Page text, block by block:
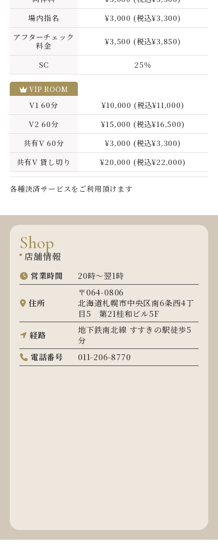
場内指名
¥3,000 (税込¥3,300)
アフターチェック
料金
¥3,500 (税込¥3,850)
SC 25％
VIP ROOM
V1 60分
¥10,000 (税込¥11,000)
V2 60分
¥15,000 (税込¥16,500)
共有V 60分
¥3,000 (税込¥3,300)
共有V 貸し切り
¥20,000 (税込¥22,000)
各種決済サービスをご利用頂けます
Shop
店舗情報
営業時間 20時～翌1時
住所
〒064-0806
北海道札幌市中央区南6条西4丁
目5 第21桂和ビル5F
経路
地下鉄南北線 すすきの駅徒歩5
分
電話番号
011-206-8770